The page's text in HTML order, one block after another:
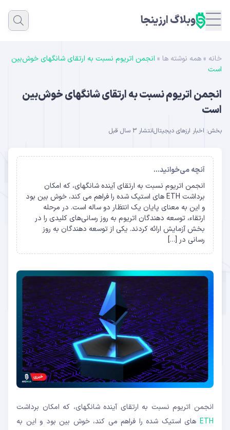
وبلاگ ارزینجا
خانه » همه نوشته ها » انجمن اتریوم نسبت به ارتقای شانگهای خوش‌بین
است
انجمن اتریوم نسبت به ارتقای شانگهای خوش‌بین
است
بخش: اخبار ارزهای دیجیتالانتشار 3 سال قبل
آنچه می‌خوانید...
انجمن اتریوم نسبت به ارتقای آینده شانگهای، که امکان
برداشت ETH های استیک شده را فراهم می کند، خوش بین بود
و این به معنای پایان یک انتظار دو ساله است. در مرحله
ارتقاء، توسعه دهندگان اتریوم به روز رسانی‌های کلیدی را در
بخش آزمایش ارائه کردند. یکی از توسعه دهندگان به روز
رسانی در […]
انجمن اتریوم نسبت به ارتقای آینده شانگهای، که امکان برداشت
ETH های استیک شده را فراهم می کند، خوش بین بود و این به